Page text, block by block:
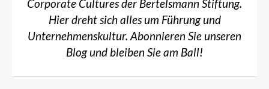
Corporate Cultures der Bertelsmann Stiftung.
Hier dreht sich alles um Führung und
Unternehmenskultur. Abonnieren Sie unseren
Blog und bleiben Sie am Ball!